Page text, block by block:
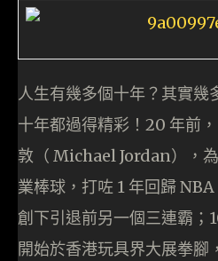
人生有幾多個十年？其實幾
十年都過得精彩！20 年前
敦（ Michael Jordan），
業棒球，打咗 1 年回歸
創下引退前另一個三連霸；
開始於香港玩具界大展拳腳